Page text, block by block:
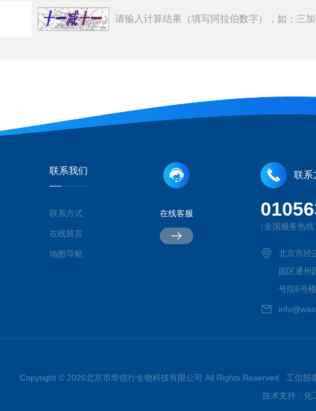
请输入计算结果（填写阿拉伯数字），如：三
联系我们
联系方式
在线留言
地图导航
在线客服
联系
（全国服务热线
北京市经
园区通州
号院6号
Copyright © 2026北京市华信行生物科技有限公司 All Rights Reserved 工信部
技术支持： 化